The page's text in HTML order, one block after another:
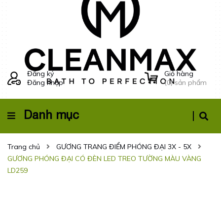
Đăng ký
Đăng nhập
Giỏ hàng
(0) sản phẩm
Danh mục
Trang chủ
GƯƠNG TRANG ĐIỂM PHÓNG ĐẠI 3X - 5X
GƯƠNG PHÓNG ĐẠI CÓ ĐÈN LED TREO TƯỜNG MÀU VÀNG
LD259